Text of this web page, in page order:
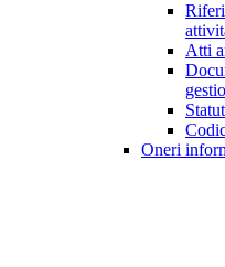
Atti
Oneri